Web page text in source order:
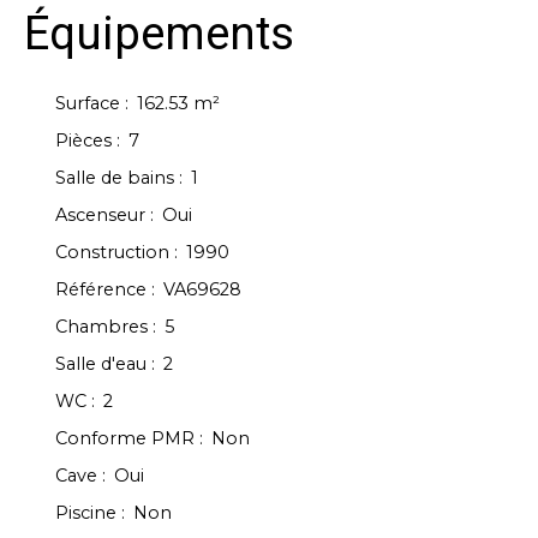
Équipements
Surface : 162.53 m²
Pièces : 7
Salle de bains : 1
Ascenseur : Oui
Construction : 1990
Référence : VA69628
Chambres : 5
Salle d'eau : 2
WC : 2
Conforme PMR :
Non
Cave : Oui
Piscine :
Non